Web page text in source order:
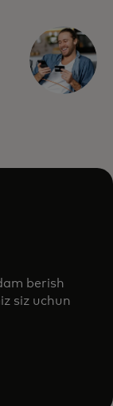
berish
siz uchun